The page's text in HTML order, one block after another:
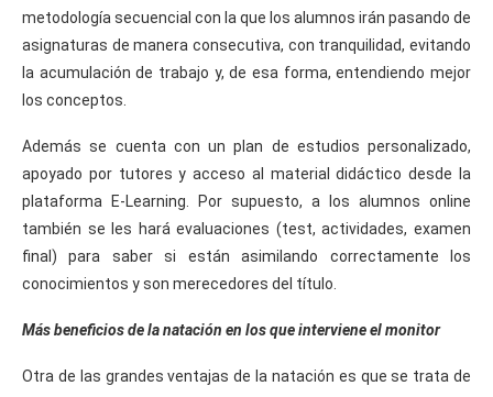
metodología secuencial con la que los alumnos irán pasando de
asignaturas de manera consecutiva, con tranquilidad, evitando
la acumulación de trabajo y, de esa forma, entendiendo mejor
los conceptos.
Además se cuenta con un plan de estudios personalizado,
apoyado por tutores y acceso al material didáctico desde la
plataforma E-Learning. Por supuesto, a los alumnos online
también se les hará evaluaciones (test, actividades, examen
final) para saber si están asimilando correctamente los
conocimientos y son merecedores del título.
Más beneficios de la natación en los que interviene el monitor
Otra de las grandes ventajas de la natación es que se trata de